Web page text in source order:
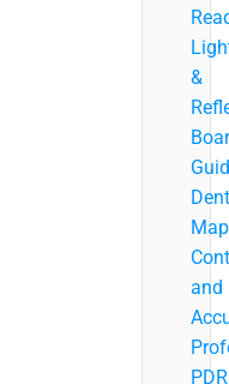
&
Dent
and
PDR